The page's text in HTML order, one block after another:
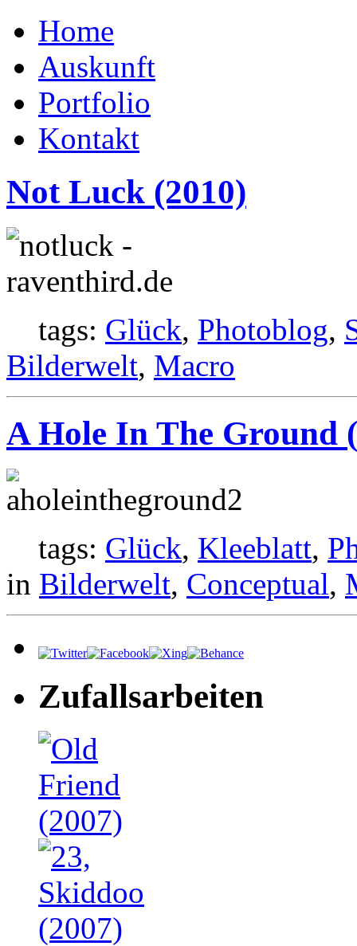
Home
Auskunft
Portfolio
Kontakt
Not Luck (2010)
tags: Glück, Photoblog,
Bilderwelt, Macro
A Hole In The Ground
tags: Glück, Kleeblatt,
in Bilderwelt, Conceptual,
Zufallsarbeiten